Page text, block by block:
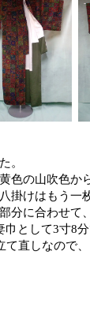
。
色の山吹色
掛けはもう
分に合わせて
として3寸8
直しなので